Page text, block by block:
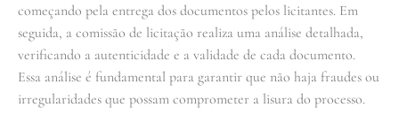
começando pela entrega dos documentos pelos licitantes. Em
seguida, a comissão de licitação realiza uma análise detalhada,
verificando a autenticidade e a validade de cada documento.
Essa análise é fundamental para garantir que não haja fraudes ou
irregularidades que possam comprometer a lisura do processo.